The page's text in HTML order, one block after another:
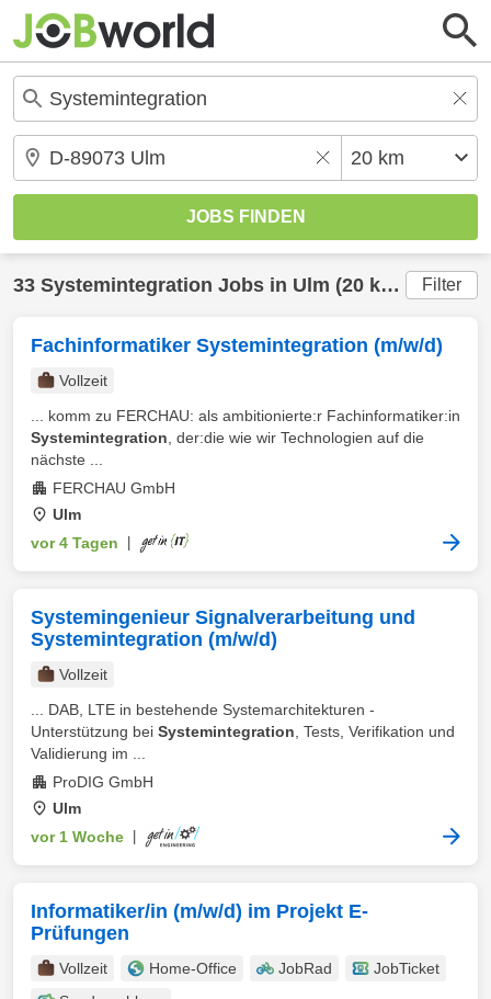
33 Systemintegration Jobs in Ulm (20 km) gefunden Filter
Fachinformatiker Systemintegration (m/w/d)
Vollzeit
... komm zu FERCHAU: als ambitionierte:r Fachinformatiker:in
Systemintegration , der:die wie wir Technologien auf die
nächste ...
FERCHAU GmbH
Ulm
vor 4 Tagen
Systemingenieur Signalverarbeitung und
Systemintegration (m/w/d)
Vollzeit
... DAB, LTE in bestehende Systemarchitekturen -
Unterstützung bei Systemintegration , Tests, Verifikation und
Validierung im ...
ProDIG GmbH
Ulm
vor 1 Woche
Informatiker/in (m/w/d) im Projekt E-
Prüfungen
Vollzeit Home-Office JobRad
JobTicket